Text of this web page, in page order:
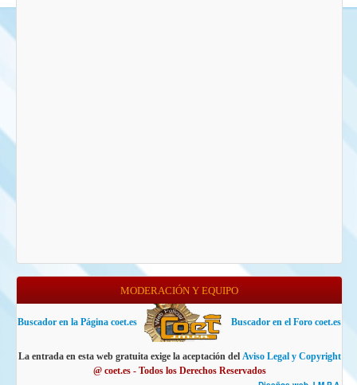
MODERACIÓN Y EQUIPO
Buscador en la Página coet.es Buscador en el Foro coet.es
La entrada en esta web gratuita exige la aceptación del Aviso Legal y Copyright
@ coet.es - Todos los Derechos Reservados